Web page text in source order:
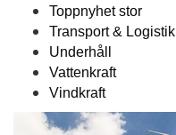
Toppnyhet stor
Transport & Logistik
Underhåll
Vattenkraft
Vindkraft